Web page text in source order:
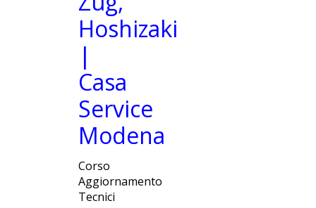
Hoshizaki
|
Casa
Service
Modena
Corso
Aggiornamento
Tecnici